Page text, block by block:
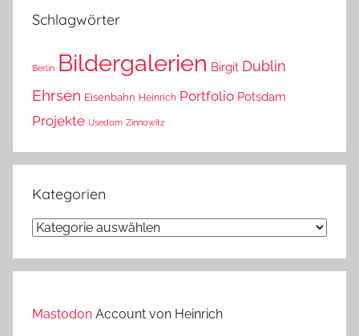
Schlagwörter
Berlin Bildergalerien Birgit Dublin
Ehrsen Eisenbahn Heinrich Portfolio Potsdam
Projekte Usedom Zinnowitz
Kategorien
Kategorien
Mastodon Account von Heinrich